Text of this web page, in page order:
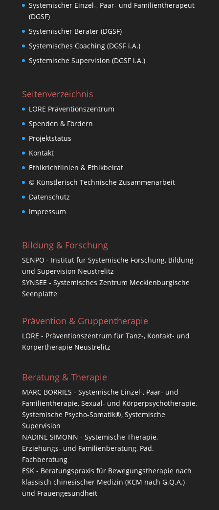
Systemischer Einzel-, Paar- und Familientherapeut
(DGSF)
Systemischer Berater (DGSF)
Systemisches Coaching (DGSF i.A.)
Systemische Supervision (DGSF i.A.)
Seitenverzeichnis
LORE Präventionszentrum
Spenden & Fördern
Projektstatus
Kontakt
Ethikrichtlinien & Ethikbeirat
© Künstlerisch Technische Zusammenarbeit
Datenschutz
Impressum
Bildung & Forschung
SENPO - Institut für Systemische Forschung, Bildung
und Supervision Neustrelitz
SYNSEE - Systemisches Zentrum Mecklenburgische
Seenplatte
Prävention & Gruppentherapie
LORE - Präventionszentrum für Tanz-, Kontakt- und
Körpertherapie Neustrelitz
Beratung & Therapie
MARC BORRIES - Systemische Einzel-, Paar- und
Familientherapie, Sexual- und Körperpsychotherapie,
Systemische Psycho-Somatik®, Systemische
Supervision
NADINE SIMONN - Systemische Therapie,
Erziehungs- und Familienberatung, Päd.
Fachberatung
ESK - Beratungspraxis für Bewegungstherapie nach
klassisch chinesischer Medizin (KCM nach G.Q.A.)
und Frauengesundheit